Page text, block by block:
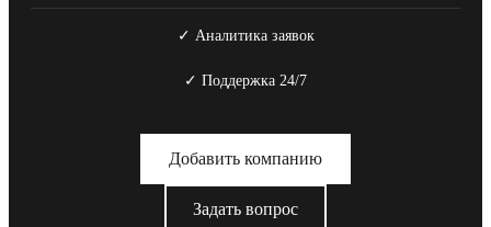
✓ Аналитика заявок
✓ Поддержка 24/7
Добавить компанию
Задать вопрос